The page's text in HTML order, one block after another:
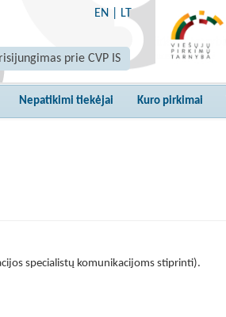
EN LT
prie CVP IS
Nepatikimi tiekėjai Kuro pirkimai
specialistų komunikacijoms stiprinti).